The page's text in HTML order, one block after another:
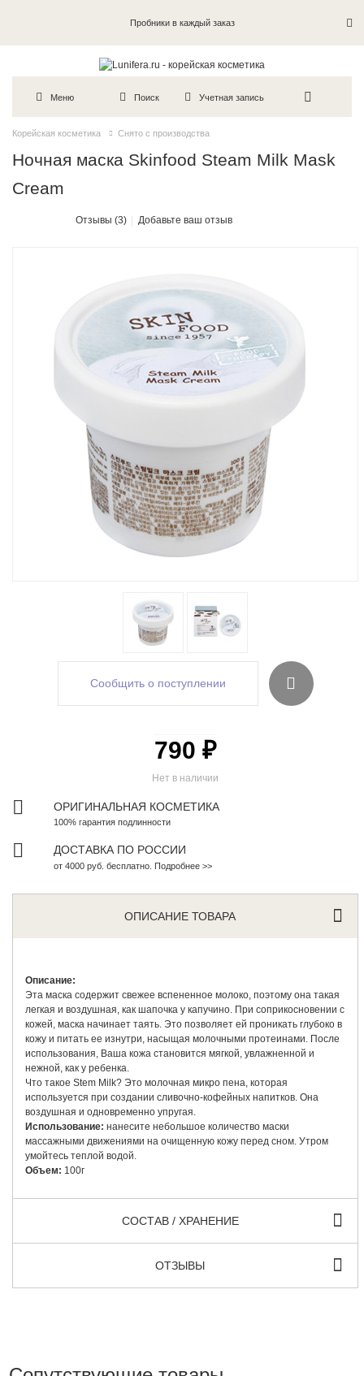
Пробники в каждый заказ
Меню Поиск Учетная запись
Корейская косметика Снято с производства
Ночная маска Skinfood Steam Milk Mask
Cream
Отзывы (3) Добавьте ваш отзыв
Сообщить о поступлении
Нет в наличии
790 ₽
ОРИГИНАЛЬНАЯ КОСМЕТИКА
100% гарантия подлинности
ДОСТАВКА ПО РОССИИ
от 4000 руб. бесплатно. Подробнее >>
ОПИСАНИЕ ТОВАРА
Описание:
Эта маска содержит свежее вспененное молоко, поэтому она такая
легкая и воздушная, как шапочка у капучино. При соприкосновении с
кожей, маска начинает таять. Это позволяет ей проникать глубоко в
кожу и питать ее изнутри, насыщая молочными протеинами. После
использования, Ваша кожа становится мягкой, увлажненной и
нежной, как у ребенка.
Что такое Stem Milk? Это молочная микро пена, которая
используется при создании сливочно-кофейных напитков. Она
воздушная и одновременно упругая.
Использование: нанесите небольшое количество маски
массажными движениями на очищенную кожу перед сном. Утром
умойтесь теплой водой.
Объем: 100г
СОСТАВ / ХРАНЕНИЕ
ОТЗЫВЫ